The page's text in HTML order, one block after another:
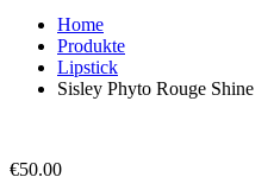
Home
Produkte
Lipstick
Sisley Phyto Rouge Shine
€50.00